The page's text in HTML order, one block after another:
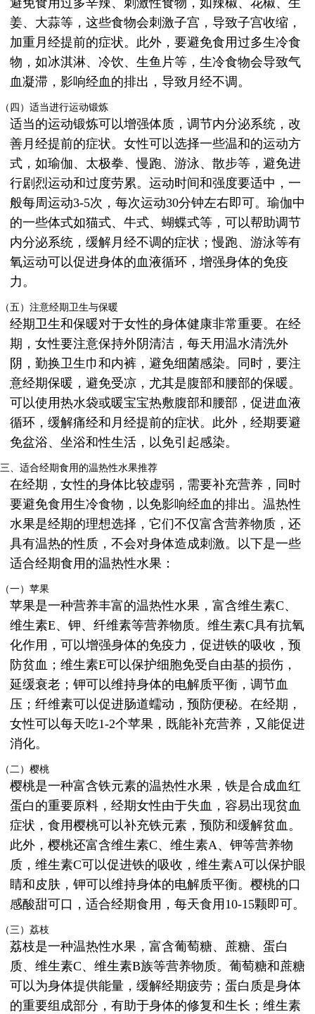
避免食用过多辛辣、刺激性食物，如辣椒、花椒、生
姜、大蒜等，这些食物会刺激子宫，导致子宫收缩，
加重月经提前的症状。此外，要避免食用过多生冷食
物，如冰淇淋、冷饮、生鱼片等，生冷食物会导致气
血凝滞，影响经血的排出，导致月经不调。
（四）适当进行运动锻炼
适当的运动锻炼可以增强体质，调节内分泌系统，改
善月经提前的症状。女性可以选择一些温和的运动方
式，如瑜伽、太极拳、慢跑、游泳、散步等，避免进
行剧烈运动和过度劳累。运动时间和强度要适中，一
般每周运动3-5次，每次运动30分钟左右即可。瑜伽中
的一些体式如猫式、牛式、蝴蝶式等，可以帮助调节
内分泌系统，缓解月经不调的症状；慢跑、游泳等有
氧运动可以促进身体的血液循环，增强身体的免疫
力。
（五）注意经期卫生与保暖
经期卫生和保暖对于女性的身体健康非常重要。在经
期，女性要注意保持外阴清洁，每天用温水清洗外
阴，勤换卫生巾和内裤，避免细菌感染。同时，要注
意经期保暖，避免受凉，尤其是腹部和腰部的保暖。
可以使用热水袋或暖宝宝热敷腹部和腰部，促进血液
循环，缓解痛经和月经提前的症状。此外，经期要避
免盆浴、坐浴和性生活，以免引起感染。
三、适合经期食用的温热性水果推荐
在经期，女性的身体比较虚弱，需要补充营养，同时
要避免食用生冷食物，以免影响经血的排出。温热性
水果是经期的理想选择，它们不仅富含营养物质，还
具有温热的性质，不会对身体造成刺激。以下是一些
适合经期食用的温热性水果：
（一）苹果
苹果是一种营养丰富的温热性水果，富含维生素C、
维生素E、钾、纤维素等营养物质。维生素C具有抗氧
化作用，可以增强身体的免疫力，促进铁的吸收，预
防贫血；维生素E可以保护细胞免受自由基的损伤，
延缓衰老；钾可以维持身体的电解质平衡，调节血
压；纤维素可以促进肠道蠕动，预防便秘。在经期，
女性可以每天吃1-2个苹果，既能补充营养，又能促进
消化。
（二）樱桃
樱桃是一种富含铁元素的温热性水果，铁是合成血红
蛋白的重要原料，经期女性由于失血，容易出现贫血
症状，食用樱桃可以补充铁元素，预防和缓解贫血。
此外，樱桃还富含维生素C、维生素A、钾等营养物
质，维生素C可以促进铁的吸收，维生素A可以保护眼
睛和皮肤，钾可以维持身体的电解质平衡。樱桃的口
感酸甜可口，适合经期食用，每天食用10-15颗即可。
（三）荔枝
荔枝是一种温热性水果，富含葡萄糖、蔗糖、蛋白
质、维生素C、维生素B族等营养物质。葡萄糖和蔗糖
可以为身体提供能量，缓解经期疲劳；蛋白质是身体
的重要组成部分，有助于身体的修复和生长；维生素